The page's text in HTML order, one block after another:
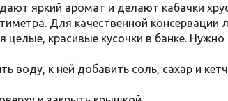
яркий аромат и делают кабачки
Для качественной
красивые кусочки в банке.
воду, к ней добавить соль, сахар и